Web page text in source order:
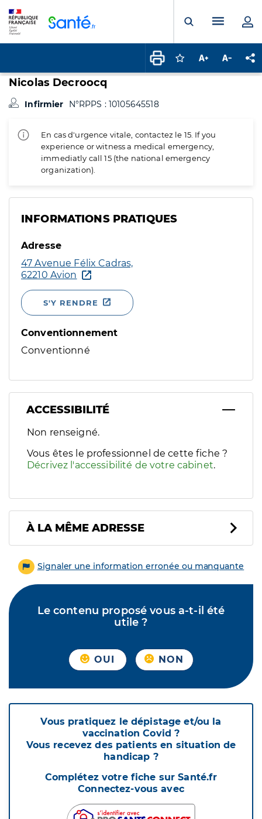
Ouvrir laMenu
Connectez-vous
Augmenter la
Nicolas Decroocq
Infirmier N°RPPS : 10105645518
En cas d'urgence vitale, contactez le 15. If you
experience or witness a medical emergency,
immediatly call 15 (the national emergency
organization).
INFORMATIONS PRATIQUES
Adresse
47 Avenue Félix Cadras,
62210 Avion
S'Y RENDRE
Conventionnement
Conventionné
ACCESSIBILITÉ
Filtres
Sélectionnez un ou plusieurs handicaps/besoins
Non renseigné.
Vous êtes le professionnel de cette fiche ?
Décrivez l'accessibilité de votre cabinet.
À LA MÊME ADRESSE
Signaler une information erronée ou manquante
Le contenu proposé vous a-t-il été
utile ?
OUI NON
Vous pratiquez le dépistage et/ou la
vaccination Covid ?
Vous recevez des patients en situation de
handicap ?
Complétez votre fiche sur Santé.fr
Connectez-vous avec